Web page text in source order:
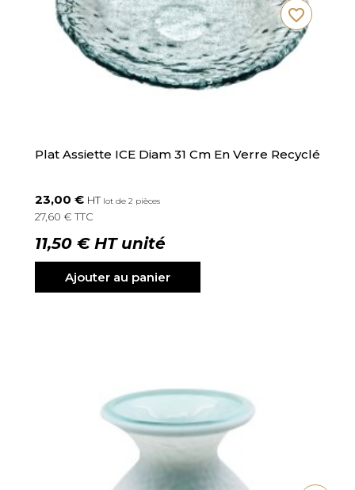
Plat Assiette ICE Diam 31 Cm En Verre Recyclé
23,00 € HT lot de 2 pièces
27,60 € TTC
11,50 € HT unité
Ajouter au panier
favorite_border